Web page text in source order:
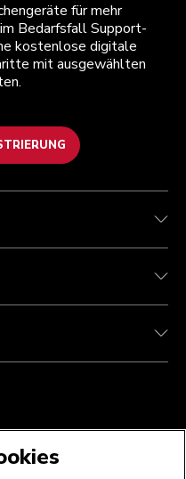
für mehr
Bedarfsfall Support-
kostenlose digitale
mit ausgewählten